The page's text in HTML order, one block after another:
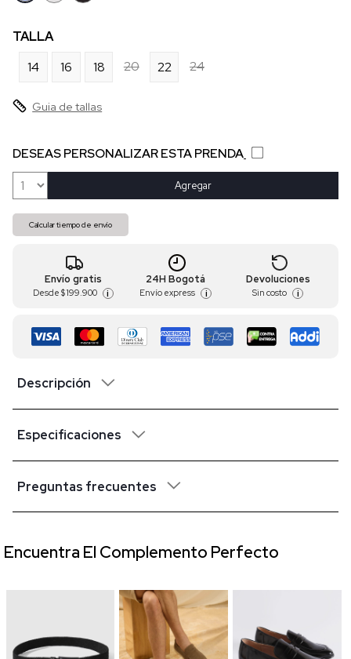
TALLA
14
16 18 20 22 24
Guia de tallas
DESEAS PERSONALIZAR ESTA PRENDA
Agregar
Calcular tiempo de envío
Envío gratis
Desde $ 199.900 i
24H Bogotá
Envío express i
Devoluciones
Sin costo i
Descripción
Especificaciones
Preguntas frecuentes
Encuentra El Complemento Perfecto